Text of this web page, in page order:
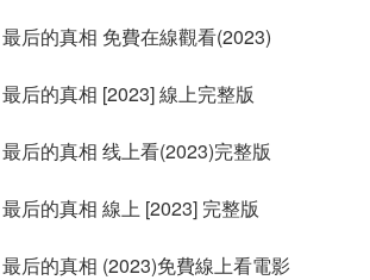
最后的真相 免費在線觀看(2023)
最后的真相 [2023] 線上完整版
最后的真相 线上看(2023)完整版
最后的真相 線上 [2023] 完整版
最后的真相 (2023)免費線上看電影